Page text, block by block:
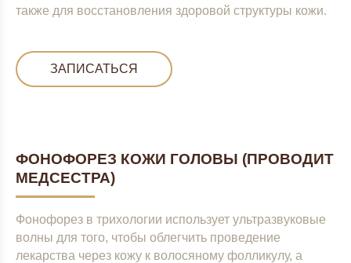
также для восстановления здоровой структуры кожи.
ЗАПИСАТЬСЯ
ФОНОФОРЕЗ КОЖИ ГОЛОВЫ (ПРОВОДИТ
МЕДСЕСТРА)
Фонофорез в трихологии использует ультразвуковые
волны для того, чтобы облегчить проведение
лекарства через кожу к волосяному фолликулу, а